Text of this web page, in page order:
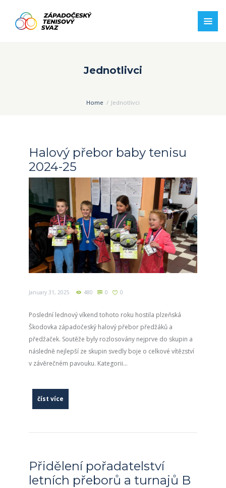
Jednotlivci
Home Jednotlivci
Halový přebor baby tenisu
2024-25
January 31, 2025 480 0 0
Poslední lednový víkend tohoto roku hostila plzeňská
Škodovka západočeský halový přebor předžáků a
předžaček. Soutěže byly rozlosovány nejprve do skupin a
následně nejlepší ze skupin svedly boje o celkové vítězství
v závěrečném pavouku. Kategorii...
číst více
Přidělení pořadatelství
letních přeborů a turnajů B